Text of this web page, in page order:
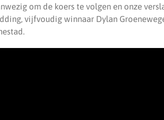
om de koers te volgen en onze
vijfvoudig winnaar Dylan